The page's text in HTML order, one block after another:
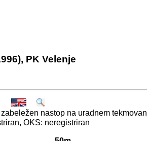
PK Velenje
nastop na uradnem
OKS: neregistriran